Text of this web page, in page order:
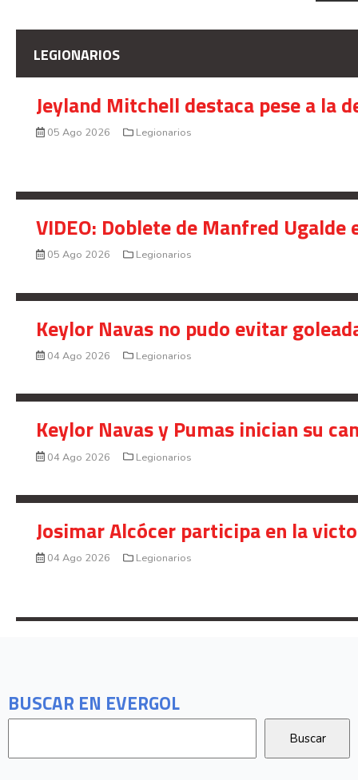
BUSCAR EN EVERGOL
LEGIONARIOS
Jeyland Mitchell destaca pese a la
05 Ago 2026 Legionarios
VIDEO: Doblete de Manfred
05 Ago 2026 Legionarios
Keylor Navas no pudo evitar
04 Ago 2026 Legionarios
Keylor Navas y Pumas inician su
04 Ago 2026 Legionarios
Josimar Alcócer participa en la
04 Ago 2026 Legionarios